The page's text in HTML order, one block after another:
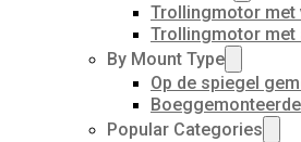
Trollingmotor met
Trollingmotor met
By Mount Type
Op de spiegel
Popular Categories